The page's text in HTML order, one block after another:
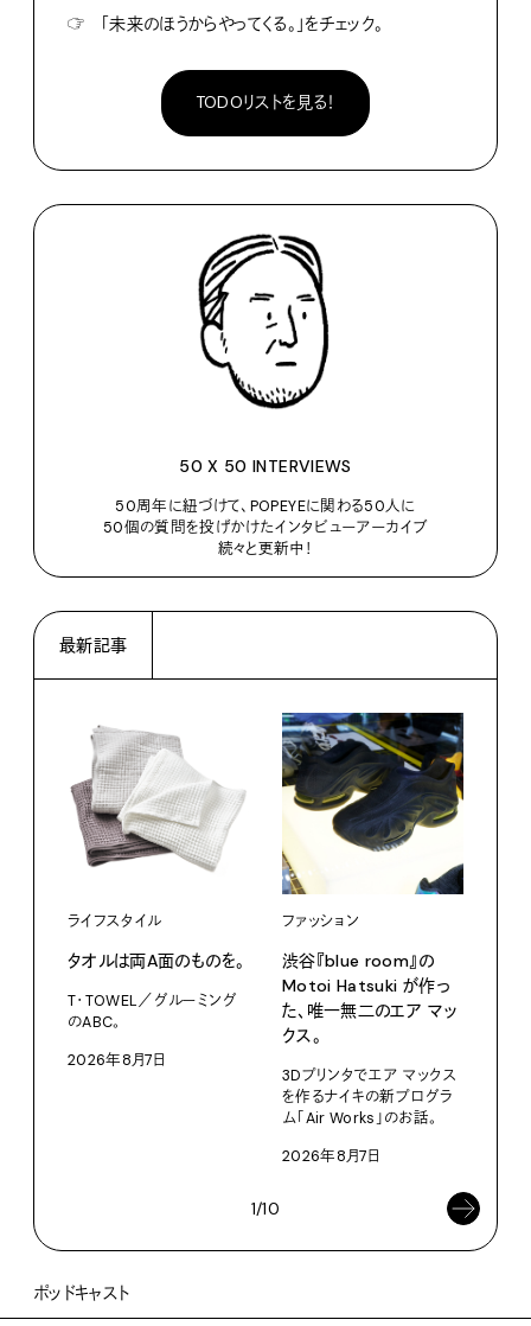
☞
「未来のほうからやってくる。」をチェック。
TODOリストを見る！
50 X 50 INTERVIEWS
50周年に紐づけて、POPEYEに関わる50人に
50個の質問を投げかけたインタビューアーカイブ
続々と更新中！
最新記事
ライフスタイル
タオルは両A面のものを。
T・TOWEL／グルーミング
のABC。
2026年8月7日
ファッション
渋⾕『blue room』の
Motoi Hatsuki が作っ
た、唯⼀無⼆のエア マッ
クス。
3Dプリンタでエア マックス
を作るナイキの新プログラ
ム「Air Works」のお話。
2026年8月7日
1/10
ポッドキャスト